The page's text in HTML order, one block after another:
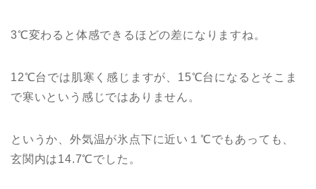
3℃変わると体感できるほどの差になりますね。
12℃台では肌寒く感じますが、15℃台になるとそこま
で寒いという感じではありません。
というか、外気温が氷点下に近い１℃でもあっても、
玄関内は14.7℃でした。